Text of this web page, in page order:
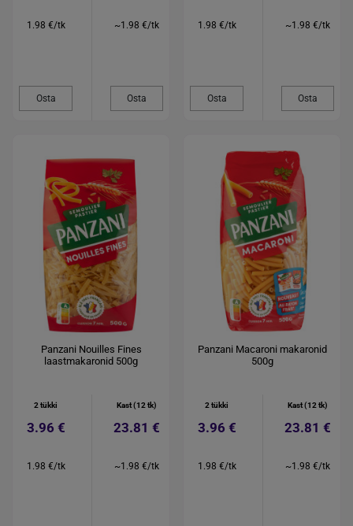
1.98 €/tk
Osta
~1.98 €/tk
Osta
1.98 €/tk
Osta
~1.98 €/tk
Osta
Panzani Nouilles Fines
laastmakaronid 500g
2 tükki
3.96 €
1.98 €/tk
Kast (12 tk)
23.81 €
~1.98 €/tk
Panzani Macaroni makaronid
500g
2 tükki
3.96 €
1.98 €/tk
Kast (12 tk)
23.81 €
~1.98 €/tk